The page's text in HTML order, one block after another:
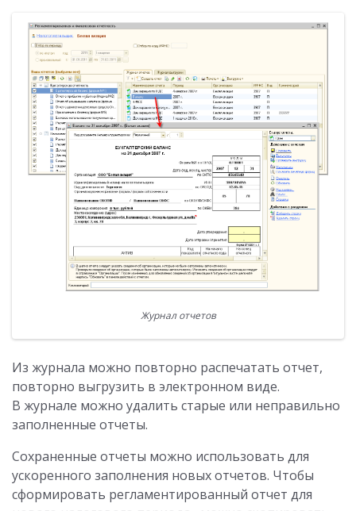
Журнал отчетов
Из журнала можно повторно распечатать отчет,
повторно выгрузить в электронном виде.
В журнале можно удалить старые или неправильно
заполненные отчеты.
Сохраненные отчеты можно использовать для
ускоренного заполнения новых отчетов. Чтобы
сформировать регламентированный отчет для